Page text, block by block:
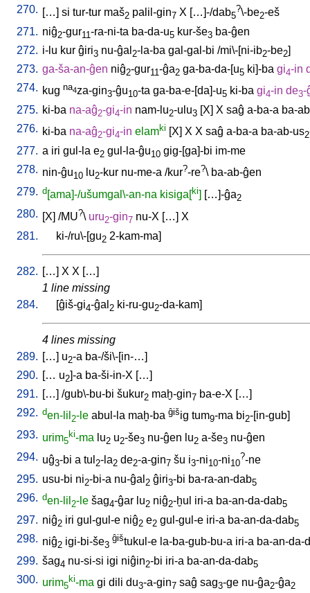
270. […] si tur-tur maš2 palil-gin7 X […]-/dab5
?\-be2-eš
271. niĝ2-gur11 -ra-ni-ta ba-da-u5 kur-še3 ba-ĝen
272. i-lu kur ĝiri3 nu-ĝal 2-la-ba gal-gal-bi /mi\-[ni-ib2-be2]
273. ga-ša-an-ĝen niĝ2-gur11 -ĝa2 ga-ba-da-[u5 ki]-ba gi4-in
274. kug na4za-gin3-ĝu10-ta ga-ba-e-[da]-u5 ki-ba gi4-in de3-
275. ki-ba na-aĝ2-gi4-in nam-lu2-ulu3 [X] X saĝ a-ba-a ba-
276. ki-ba na-aĝ2-gi4-in elamki [X] X X saĝ a-ba-a ba-ab-us2
277. a iri gul-la e2 gul-la-ĝu10 gig-[ga]-bi im-me
278. nin-ĝu10 lu2-kur nu-me-a /kur?-re?\ ba-ab-ĝen
279. d[ama]-/ušumgal\-an-na kisiga[ki] […]-ĝa2
280. [X] /MU?\ uru2-gin7 nu-X […] X
281.
ki-/ru\-[gu2 2-kam-ma]
282. […] X X […]
1 line missing
284.
[ĝiš-gi4-ĝal 2 ki-ru-gu2-da-kam]
4 lines missing
289. […] u2-a ba-/ši\-[in-…]
290. [… u2]-a ba-ši-in-X […]
291. […] /gub\-bu-bi šukur2 maḫ-gin7 ba-e-X […]
292. den-lil 2-le abul-la maḫ-ba ĝišig tum9-ma bi2-[in-gub]
293. urim5
ki-ma lu2 u2-še3 nu-ĝen lu2 a-še3 nu-ĝen
294. uĝ3-bi a tul 2-la2 de2-a-gin7 šu i3-ni10-ni10
?-ne
295. usu-bi ni2-bi-a nu-ĝal 2 ĝiri3-bi ba-ra-an-dab5
296. den-lil 2-le šag4-ĝar lu2 niĝ2-ḫul iri-a ba-an-da-dab5
297. niĝ2 iri gul-gul-e niĝ2 e2 gul-gul-e iri-a ba-an-da-dab5
298. niĝ2 igi-bi-še3
ĝištukul-e la-ba-gub-bu-a iri-a ba-an-da-
299. šag4 nu-si-si igi niĝin2-bi iri-a ba-an-da-dab5
300. urim5
ki-ma gi dili du3-a-gin7 saĝ sag3-ge nu-ĝa2-ĝa2